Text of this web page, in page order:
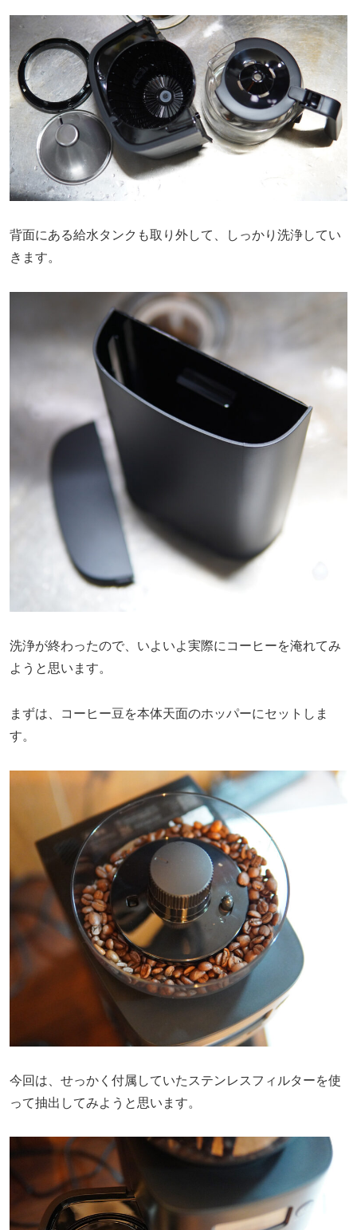
背面にある給水タンクも取り外して、しっかり洗浄してい
きます。
洗浄が終わったので、いよいよ実際にコーヒーを淹れてみ
ようと思います。
まずは、コーヒー豆を本体天面のホッパーにセットしま
す。
今回は、せっかく付属していたステンレスフィルターを使
って抽出してみようと思います。